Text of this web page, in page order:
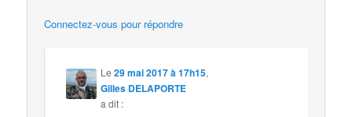
Connectez-vous pour répondre
Le29 mai 2017 à 17h15,
Gilles DELAPORTE
a dit :